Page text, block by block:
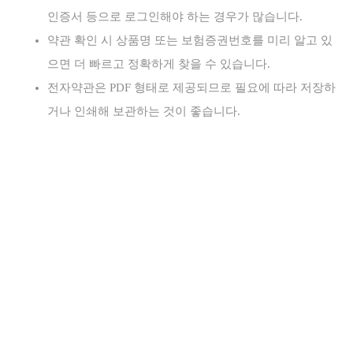
인증서 등으로 로그인해야 하는 경우가 많습니다.
약관 확인 시 상품명 또는 보험증권번호를 미리 알고 있
으면 더 빠르고 정확하게 찾을 수 있습니다.
전자약관은 PDF 형태로 제공되므로 필요에 따라 저장하
거나 인쇄해 보관하는 것이 좋습니다.